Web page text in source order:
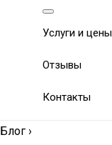
Услуги и цены
Отзывы
Контакты
Блог ›